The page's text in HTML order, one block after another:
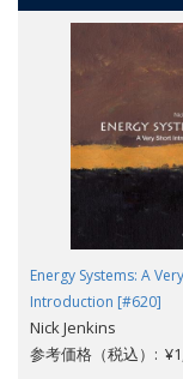
Energy Systems: A
Introduction [#620]
Nick Jenkins
参考価格（税込）: